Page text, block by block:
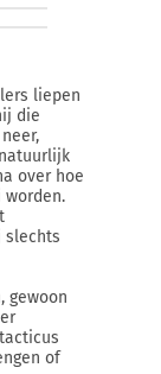
liepen
die
over hoe
slechts
gewoon
of